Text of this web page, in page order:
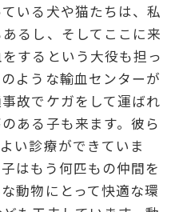
いる犬や猫たちは、私
るし、そしてここに来
するという大役も担っ
ような輸血センターが
故でケガをして運ばれ
ある子も来ます。彼ら
い診療ができていま
はもう何匹もの仲間を
動物にとって快適な環